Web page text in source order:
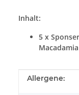
Inhalt:
5 x
Wert
Allergene: